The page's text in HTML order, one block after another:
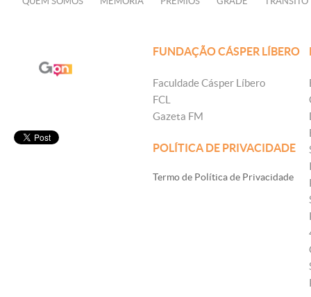
FUNDAÇÃO CÁSPER LÍBERO
Faculdade Cásper Líbero
FCL
Gazeta FM
POLÍTICA DE PRIVACIDADE
Termo de Política de Privacidade